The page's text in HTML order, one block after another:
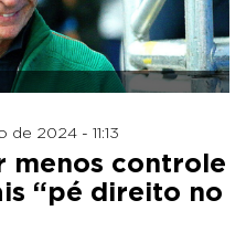
de 2024 - 11:13
menos controle
“pé direito no